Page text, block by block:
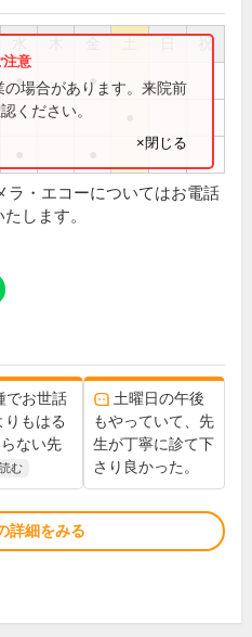
祝
● ●
場合があります。来院前
ください。
×閉じる
ラ・エコーについてはお電話
します。
でお世話
りもはる
ない先
む
土曜日の午後
もやっていて、先
生が丁寧に診て下
さり良かった。
詳細をみる